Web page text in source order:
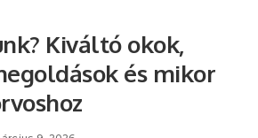
Kiváltó okok,
és mikor